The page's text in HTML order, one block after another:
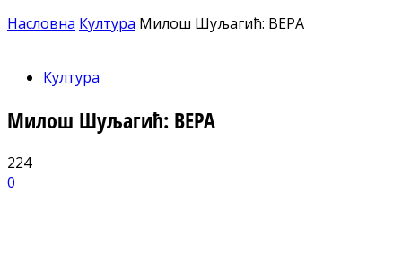
Насловна Култура Милош Шуљагић: ВЕРА
Култура
Милош Шуљагић: ВЕРА
224
0